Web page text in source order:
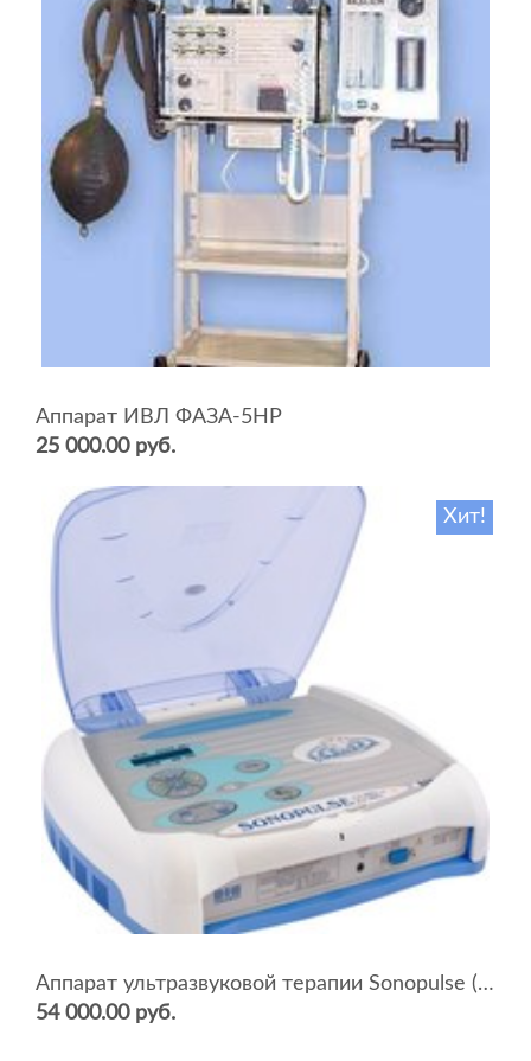
Аппарат ИВЛ ФАЗА-5НР
25 000.00 руб.
Хит!
Аппарат ультразвуковой терапии Sonopulse (мультичастотный 1 и 3 Мгц)
54 000.00 руб.